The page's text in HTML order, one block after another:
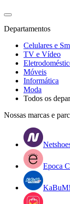
Departamentos
Celulares e
TV e Vídeo
Móveis
Informática
Moda
Todos os
Nossas marcas e
Epoca
KaBuM!